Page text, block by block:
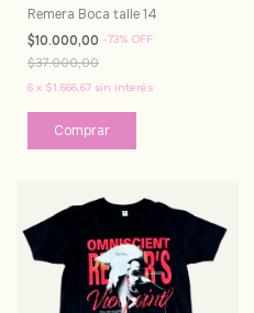
Remera Boca talle 14
$10.000,00 -73% OFF
$37.000,00
6 x $1.666,67 sin interés